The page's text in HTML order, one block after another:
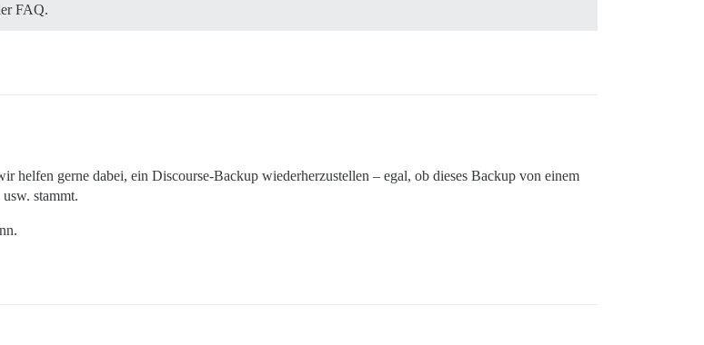
FAQ.
helfen gerne dabei, ein Discourse-Backup wiederherzustellen – egal, ob dieses Backup von einem
stammt.